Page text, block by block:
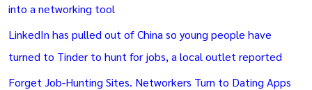
into a networking tool
LinkedIn has pulled out of China so young people have
turned to Tinder to hunt for jobs, a local outlet reported
Forget Job-Hunting Sites. Networkers Turn to Dating Apps